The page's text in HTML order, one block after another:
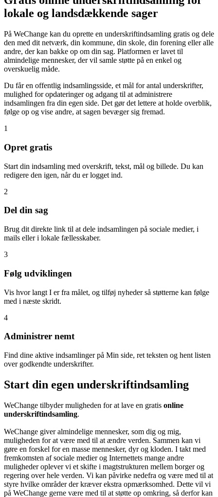
lokale og landsdækkende sager
På WeChange kan du oprette en underskriftindsamling gratis og dele
den med dit netværk, din kommune, din skole, din forening eller alle
andre, der kan bakke op om din sag. Platformen er lavet til
almindelige mennesker, der vil samle støtte på en enkel og
overskuelig måde.
Du får en offentlig indsamlingsside, et mål for antal underskrifter,
mulighed for opdateringer og adgang til at administrere
indsamlingen fra din egen side. Det gør det lettere at holde overblik,
følge op og vise andre, at sagen bevæger sig fremad.
1
Opret gratis
Start din indsamling med overskrift, tekst, mål og billede. Du kan
redigere den igen, når du er logget ind.
2
Del din sag
Brug dit direkte link til at dele indsamlingen på sociale medier, i
mails eller i lokale fællesskaber.
3
Følg udviklingen
Vis hvor langt I er fra målet, og tilføj nyheder så støtterne kan følge
med i næste skridt.
4
Administrer nemt
Find dine aktive indsamlinger på Min side, ret teksten og hent listen
over godkendte underskrifter.
Start din egen underskriftindsamling
WeChange tilbyder muligheden for at lave en gratis online
underskriftindsamling.
WeChange giver almindelige mennesker, som dig og mig,
muligheden for at være med til at ændre verden. Sammen kan vi
gøre en forskel for en masse mennesker, dyr og kloden. I takt med
fremkomsten af sociale medier og Internettets mange andre
muligheder oplever vi et skifte i magtstrukturen mellem borger og
regering over hele verden. Vi kan påvirke nedefra og være med til at
styre hvilke områder der kræver ekstra opmærksomhed. Dette vil vi
på WeChange gerne være med til at støtte op omkring, så derfor kan